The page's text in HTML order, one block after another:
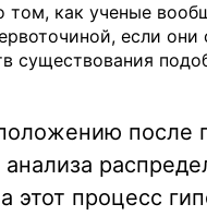
том, как ученые
если
существования
после
анализа
этот процесс